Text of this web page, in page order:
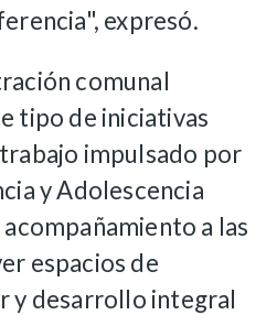
expresó.
comunal
tipo de iniciativas
impulsado por
y Adolescencia
a las
espacios de
y desarrollo integral